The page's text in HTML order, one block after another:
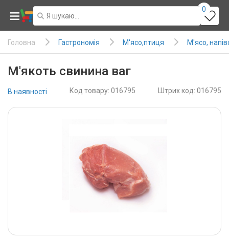
0
Головна Гастрономія М'ясо,птиця М'ясо,
М'якоть свинина ваг
В наявності Код товару: 016795 Штрих код: 016795